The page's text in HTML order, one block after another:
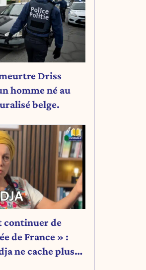
Driss
homme né au
belge.
continuer de
de France » :
ne cache plus